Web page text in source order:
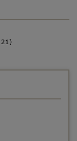
21 )